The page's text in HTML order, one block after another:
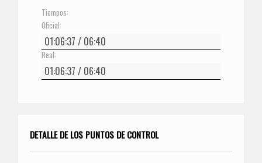
Tiempos:
Oficial:
Real:
DETALLE DE LOS PUNTOS DE CONTROL